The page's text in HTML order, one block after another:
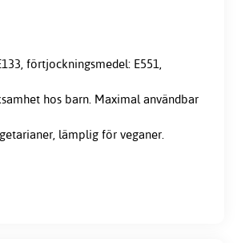
förtjockningsmedel: E551,
hos barn. Maximal användbar
lämplig för veganer.